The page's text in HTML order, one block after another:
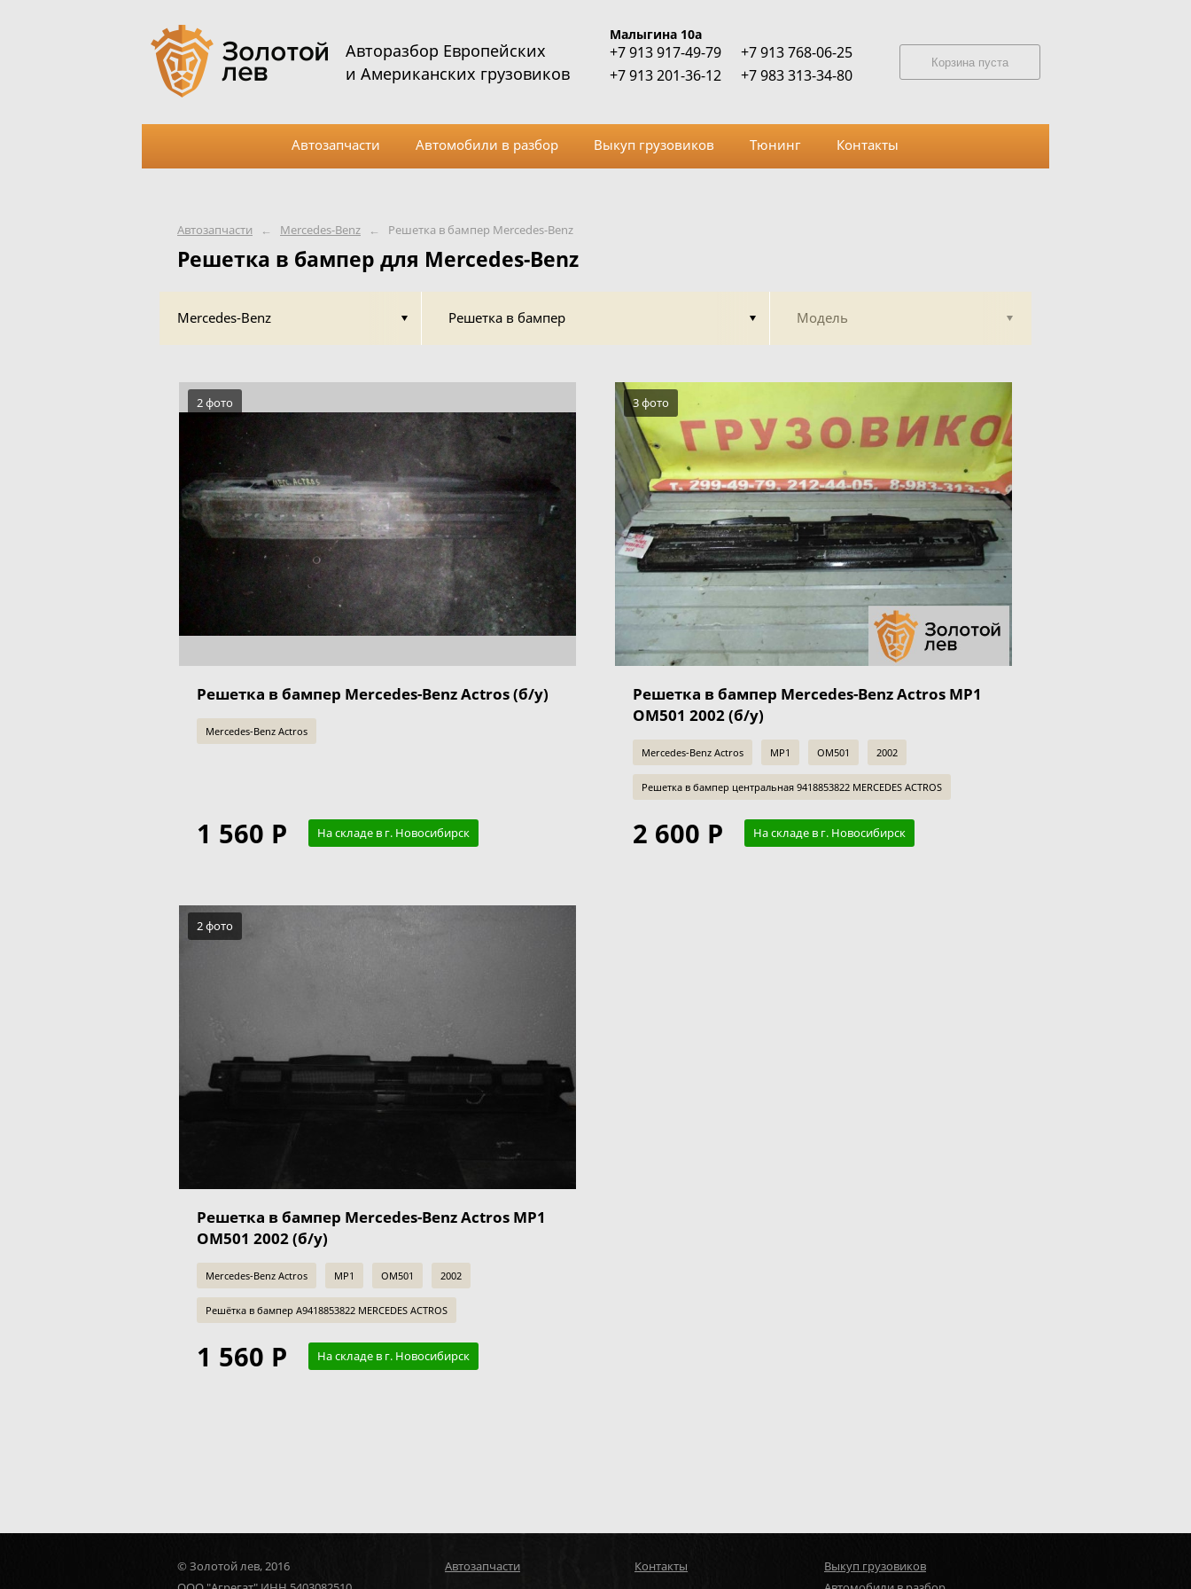
Автозапчасти ← Mercedes-Benz ← Решетка в бампер Mercedes-Benz
Решетка в бампер для Mercedes-Benz
Mercedes-Benz Решетка в бампер Модель
2 фото
Решетка в бампер Mercedes-Benz Actros (б/у)
Mercedes-Benz Actros
1 560 Р На складе в г. Новосибирск
3 фото
Решетка в бампер Mercedes-Benz Actros MP1
OM501 2002 (б/у)
Mercedes-Benz Actros MP1 OM501 2002
Решетка в бампер центральная 9418853822 MERCEDES ACTROS
2 600 Р На складе в г. Новосибирск
2 фото
Решетка в бампер Mercedes-Benz Actros MP1
OM501 2002 (б/у)
Mercedes-Benz Actros MP1 OM501 2002
Решётка в бампер А9418853822 MERCEDES ACTROS
1 560 Р На складе в г. Новосибирск
Авторазбор Европейских
и Американских грузовиков
Малыгина 10а
+7 913 917-49-79
+7 913 201-36-12
+7 913 768-06-25
+7 983 313-34-80
Корзина пуста
Автозапчасти Автомобили в разбор Выкуп грузовиков Тюнинг Контакты
© Золотой лев, 2016
Автозапчасти Контакты
Выкуп грузовиков